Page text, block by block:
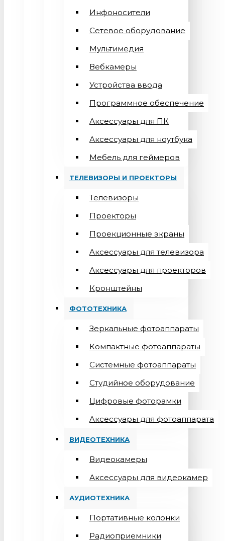
Инфоносители
Сетевое оборудование
Мультимедия
Вебкамеры
Устройства ввода
Программное обеспечение
Аксессуары для ПК
Аксессуары для ноутбука
Мебель для геймеров
ТЕЛЕВИЗОРЫ И ПРОЕКТОРЫ
Телевизоры
Проекторы
Проекционные экраны
Aксессуары для телевизора
Аксессуары для проекторов
Кронштейны
ФОТОТЕХНИКА
Зеркальные фотоаппараты
Компактные фотоаппараты
Системные фотоаппараты
Студийное оборудование
Цифровые фоторамки
Aксессуары для фотоаппарата
ВИДЕОТЕХНИКА
Видеокамеры
Аксессуары для видеокамер
АУДИОТЕХНИКА
Портативные колонки
Радиоприемники